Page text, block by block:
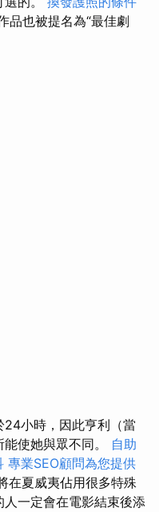
也被提名為“最佳劇
24小時，因此亨利（當
使她與眾不同。 自助
專業SEO顧問為您提供
在夏威夷佔用很多特殊
一定會在電影結束後添